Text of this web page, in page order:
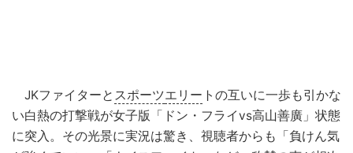
JKファイターと スポーツエリー トの互いに一歩も引かな
い白熱の打撃戦が女子版「ドン・フライvs高山善廣」状態
に突入。その光景に実況は驚き、視聴者からも「負けん気